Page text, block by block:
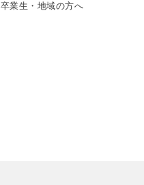
卒業生・地域の方へ